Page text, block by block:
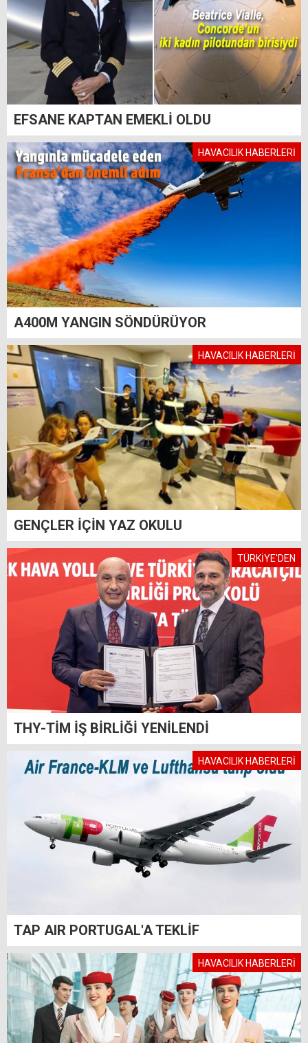
EFSANE KAPTAN EMEKLİ OLDU
HAVACILIK HABERLERİ
A400M YANGIN SÖNDÜRÜYOR
HAVACILIK HABERLERİ
GENÇLER İÇİN YAZ OKULU
TÜRKİYE'DEN
THY-TİM İŞ BİRLİĞİ YENİLENDİ
HAVACILIK HABERLERİ
TAP AIR PORTUGAL'A TEKLİF
HAVACILIK HABERLERİ